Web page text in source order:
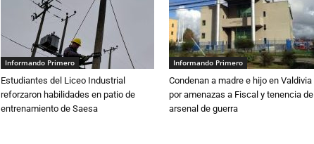
Informando Primero
Estudiantes del Liceo Industrial
reforzaron habilidades en patio de
entrenamiento de Saesa
Informando Primero
Condenan a madre e hijo en Valdivia
por amenazas a Fiscal y tenencia de
arsenal de guerra